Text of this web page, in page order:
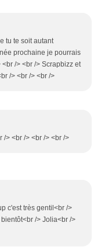
tu te soit autant
prochaine je pourrais
/> <br /> Scrapbizz et
/> <br /> <br />
/> <br /> <br /> <br />
c'est très gentil<br />
/> Jolia<br />